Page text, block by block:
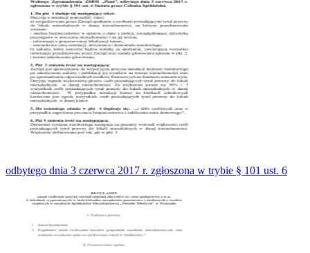
odbytego dnia 3 czerwca 2017 r. zgłoszona w trybie § 101 ust. 6